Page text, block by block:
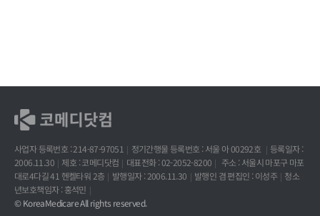
사업자 등록번호 : 214-87-97051 정기간행물 등록번호 : 서울 아 00292호
등록일자 :
2006.11.30
제호 : 코메디닷컴 대표전화 : 02-2052-8200
주소 : 서울시 마포구 마포
대로4다길 41 헨켈타워 2층
발행일자 : 2006.11.30 발행인 겸 편집인 : 이성주
청소
년보호책임자 : 홍석민
© KoreaMedicare All rights reserved.